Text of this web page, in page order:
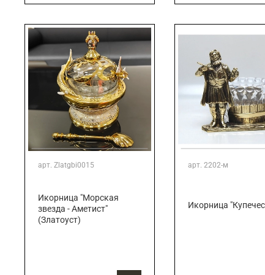
арт. Zlatgbi0015
Икорница "Морская
звезда - Аметист"
(Златоуст)
арт. 2202-м
Икорница